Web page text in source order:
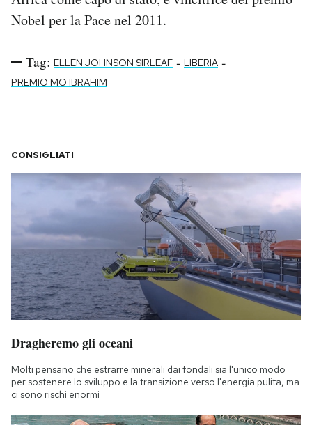
Nobel per la Pace nel 2011.
Tag: ELLEN JOHNSON SIRLEAF - LIBERIA -
PREMIO MO IBRAHIM
CONSIGLIATI
Dragheremo gli oceani
Molti pensano che estrarre minerali dai fondali sia l'unico modo
per sostenere lo sviluppo e la transizione verso l'energia pulita, ma
ci sono rischi enormi